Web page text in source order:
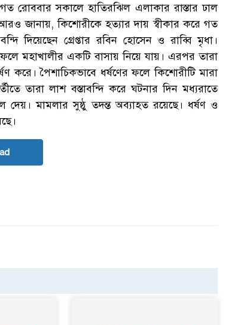
গত রোববার সকালে হাতিরঝিল এলাকার রাস্তার ঢাল
জানায়, কিশোরীকে হত্যার দায় স্বীকার করে গত
দিয়েছেন গ্রেপ্তার রবিন হোসেন ও রাব্বি মৃধা।
মহাখালীর একটি বাসায় নিয়ে যায়। এরপর তারা
পৈশাচিকভাবে ধর্ষণের ফলে কিশোরীটি মারা
তারা লাশ বস্তাবন্দি করে ঘটনার দিন মধ্যরাতে
দেয়। মামলার সুষ্ঠু তদন্ত অব্যাহত রয়েছে। ধর্ষণ ও